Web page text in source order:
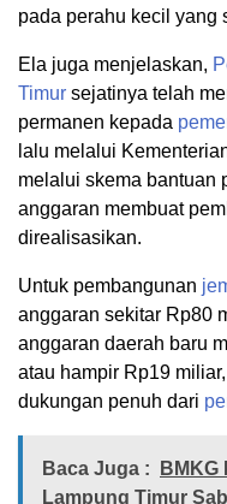
pada perahu kecil yang
Ela juga menjelaskan,
Timur sejatinya telah
permanen kepada
lalu melalui
melalui skema bantuan
anggaran membuat
direalisasikan.
Untuk pembangunan
anggaran sekitar Rp80
anggaran daerah baru
atau hampir Rp19
dukungan penuh dari
Baca Juga :
BMKG
Lampung Timur